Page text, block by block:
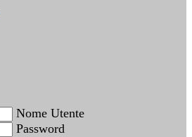
Nome Utente
Password